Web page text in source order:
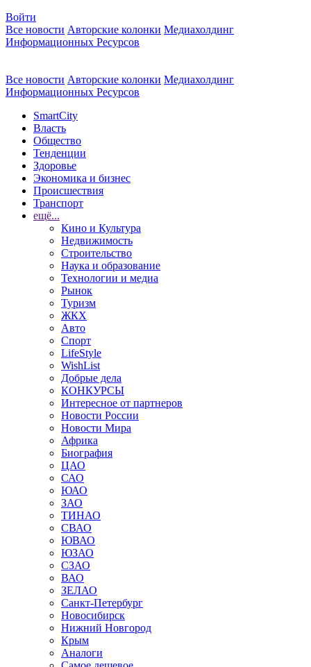
Войти
Все новости Авторские колонки Медиахолдинг
Информационных Ресурсов
Все новости Авторские колонки Медиахолдинг
Информационных Ресурсов
SmartCity
Власть
Общество
Тенденции
Здоровье
Экономика и бизнес
Происшествия
Транспорт
ещё...
Кино и Культура
Недвижимость
Строительство
Наука и образование
Технологии и медиа
Рынок
Туризм
ЖКХ
Авто
Спорт
LifeStyle
WishList
Добрые дела
КОНКУРСЫ
Интересное от партнеров
Новости России
Новости Мира
Африка
Биография
ЦАО
САО
ЮАО
ЗАО
ТИНАО
СВАО
ЮВАО
ЮЗАО
СЗАО
ВАО
ЗЕЛАО
Санкт-Петербург
Новосибирск
Нижний Новгород
Крым
Аналоги